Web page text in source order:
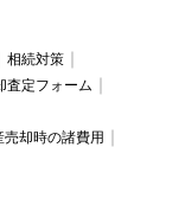
相続対策
査定フォーム
売却時の諸費用